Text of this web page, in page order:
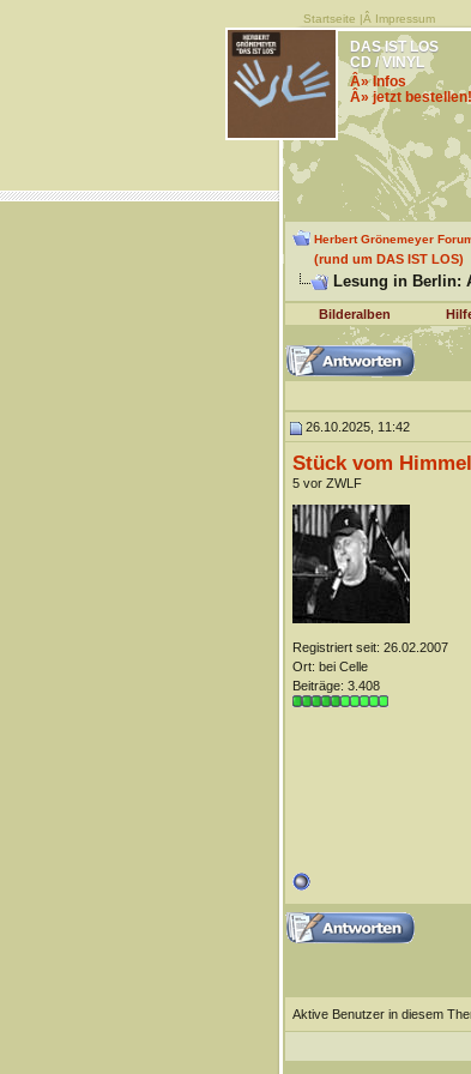
Startseite |Â Impressum
DAS IST LOS
CD / VINYL
Â» Infos
Â» jetzt bestellen!
Herbert Grönemeyer
(rund um DAS IST LOS)
Lesung in Berlin:
Bilderalben
26.10.2025, 11:42
Stück vom Himmel
5 vor ZWLF
Registriert seit: 26.02.2007
Ort: bei Celle
Beiträge: 3.408
Aktive Benutzer in diesem